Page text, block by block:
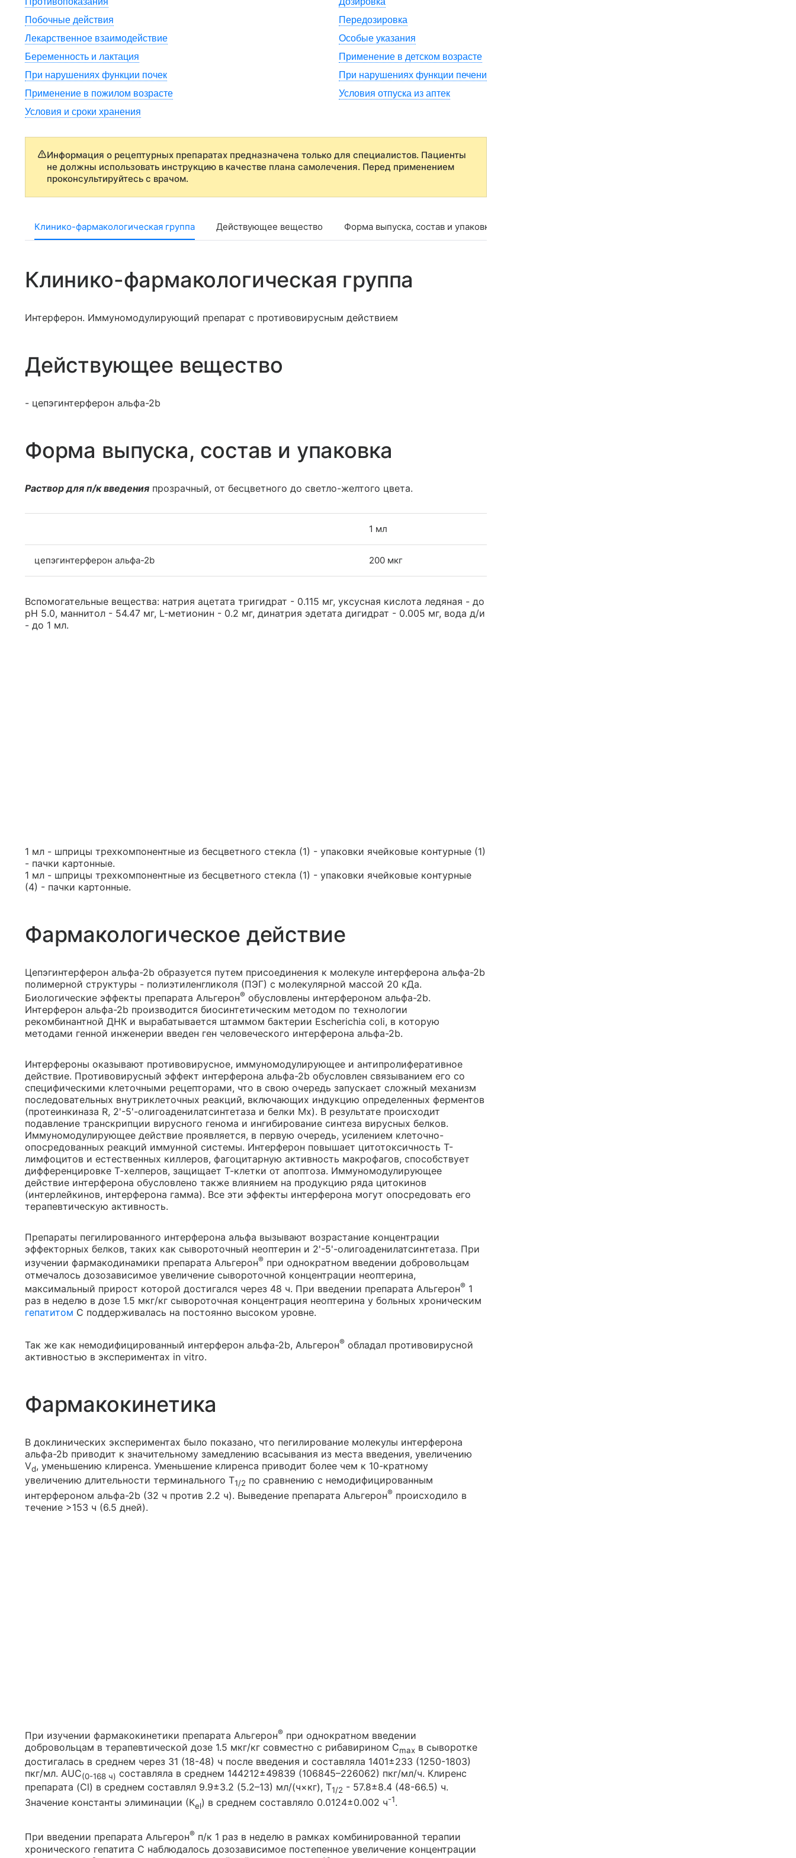
Побочные действия
Передозировка
Лекарственное взаимодействие
Особые указания
Беременность и лактация
Применение в детском возрасте
При нарушениях функции почек
При нарушениях функции печени
Применение в пожилом возрасте
Условия отпуска из аптек
Условия и сроки хранения
Информация о рецептурных препаратах предназначена только для специалистов. Пациенты
не должны использовать инструкцию в качестве плана самолечения. Перед применением
проконсультируйтесь с врачом.
Клинико-фармакологическая группа Действующее вещество Форма выпуска, состав и упаковка
Клинико-фармакологическая группа
Интерферон. Иммуномодулирующий препарат с противовирусным действием
Действующее вещество
- цепэгинтерферон альфа-2b
Форма выпуска, состав и упаковка
Раствор для п/к введения прозрачный, от бесцветного до светло-желтого цвета.
1 мл
цепэгинтерферон альфа-2b 200 мкг
Вспомогательные вещества: натрия ацетата тригидрат - 0.115 мг, уксусная кислота ледяная - до
pH 5.0, маннитол - 54.47 мг, L-метионин - 0.2 мг, динатрия эдетата дигидрат - 0.005 мг, вода д/и
- до 1 мл.
1 мл - шприцы трехкомпонентные из бесцветного стекла (1) - упаковки ячейковые контурные (1)
- пачки картонные.
1 мл - шприцы трехкомпонентные из бесцветного стекла (1) - упаковки ячейковые контурные
(4) - пачки картонные.
Фармакологическое действие
Цепэгинтерферон альфа-2b образуется путем присоединения к молекуле интерферона альфа-2b
полимерной структуры - полиэтиленгликоля (ПЭГ) с молекулярной массой 20 кДа.
Биологические эффекты препарата Альгерон® обусловлены интерфероном альфа-2b.
Интерферон альфа-2b производится биосинтетическим методом по технологии
рекомбинантной ДНК и вырабатывается штаммом бактерии Escherichia coli, в которую
методами генной инженерии введен ген человеческого интерферона альфа-2b.
Интерфероны оказывают противовирусное, иммуномодулирующее и антипролиферативное
действие. Противовирусный эффект интерферона альфа-2b обусловлен связыванием его со
специфическими клеточными рецепторами, что в свою очередь запускает сложный механизм
последовательных внутриклеточных реакций, включающих индукцию определенных ферментов
(протеинкиназа R, 2'-5'-олигоаденилатсинтетаза и белки Мх). В результате происходит
подавление транскрипции вирусного генома и ингибирование синтеза вирусных белков.
Иммуномодулирующее действие проявляется, в первую очередь, усилением клеточно-
опосредованных реакций иммунной системы. Интерферон повышает цитотоксичность Т-
лимфоцитов и естественных киллеров, фагоцитарную активность макрофагов, способствует
дифференцировке Т-хелперов, защищает Т-клетки от апоптоза. Иммуномодулирующее
действие интерферона обусловлено также влиянием на продукцию ряда цитокинов
(интерлейкинов, интерферона гамма). Все эти эффекты интерферона могут опосредовать его
терапевтическую активность.
Препараты пегилированного интерферона альфа вызывают возрастание концентрации
эффекторных белков, таких как сывороточный неоптерин и 2'-5'-олигоаденилатсинтетаза. При
изучении фармакодинамики препарата Альгерон® при однократном введении добровольцам
отмечалось дозозависимое увеличение сывороточной концентрации неоптерина,
максимальный прирост которой достигался через 48 ч. При введении препарата Альгерон® 1
раз в неделю в дозе 1.5 мкг/кг сывороточная концентрация неоптерина у больных хроническим
гепатитом С поддерживалась на постоянно высоком уровне.
Так же как немодифицированный интерферон альфа-2b, Альгерон® обладал противовирусной
активностью в экспериментах in vitro.
Фармакокинетика
В доклинических экспериментах было показано, что пегилирование молекулы интерферона
альфа-2b приводит к значительному замедлению всасывания из места введения, увеличению
Vd, уменьшению клиренса. Уменьшение клиренса приводит более чем к 10-кратному
увеличению длительности терминального Т1/2 по сравнению с немодифицированным
интерфероном альфа-2b (32 ч против 2.2 ч). Выведение препарата Альгерон® происходило в
течение >153 ч (6.5 дней).
При изучении фармакокинетики препарата Альгерон® при однократном введении
добровольцам в терапевтической дозе 1.5 мкг/кг совместно с рибавирином Сmax в сыворотке
достигалась в среднем через 31 (18-48) ч после введения и составляла 1401±233 (1250-1803)
пкг/мл. AUC(0-168 ч) составляла в среднем 144212±49839 (106845–226062) пкг/мл/ч. Клиренс
препарата (Cl) в среднем составлял 9.9±3.2 (5.2–13) мл/(ч×кг), T1/2 - 57.8±8.4 (48-66.5) ч.
Значение константы элиминации (Кеl) в среднем составляло 0.0124±0.002 ч-1.
При введении препарата Альгерон® п/к 1 раз в неделю в рамках комбинированной терапии
хронического гепатита С наблюдалось дозозависимое постепенное увеличение концентрации